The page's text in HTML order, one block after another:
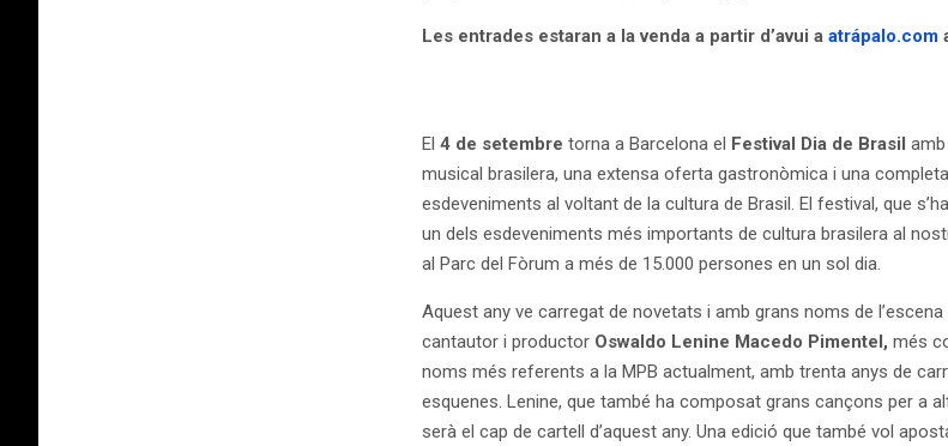
Les entrades estaran a la venda a partir d’avui a atrápalo.com
El 4 de setembre torna a Barcelona el Festival Dia de Brasil
musical brasilera, una extensa oferta gastronòmica i una
esdeveniments al voltant de la cultura de Brasil. El festival, que
un dels esdeveniments més importants de cultura brasilera al
al Parc del Fòrum a més de 15.000 persones en un sol dia.
Aquest any ve carregat de novetats i amb grans noms de
cantautor i productor Oswaldo Lenine Macedo Pimentel, més
noms més referents a la MPB actualment, amb trenta anys de
esquenes. Lenine, que també ha composat grans cançons per a
serà el cap de cartell d’aquest any. Una edició que també vol